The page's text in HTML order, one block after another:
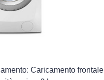
Caricamento frontale